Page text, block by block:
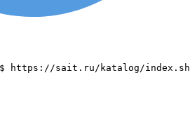
$ https://sait.ru/katalog/